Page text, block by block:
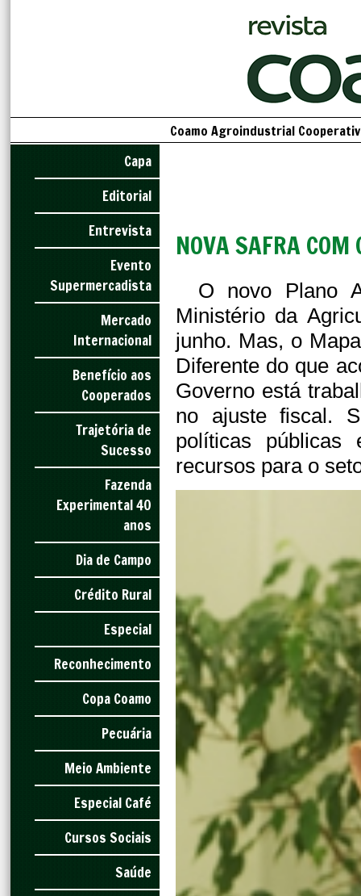
Coamo Agroindustrial
Capa
Editorial
Entrevista
Evento
Supermercadista
Mercado
Internacional
Benefício aos
Cooperados
Trajetória de
Sucesso
Fazenda
Experimental 40
anos
Dia de Campo
Crédito Rural
Especial
Reconhecimento
Copa Coamo
Pecuária
Meio Ambiente
Especial Café
Cursos Sociais
Saúde
NOVA SAFRA COM
O novo Plano
Ministério da
junho. Mas, o
Diferente do que
Governo está
no ajuste fiscal.
políticas
recursos para o